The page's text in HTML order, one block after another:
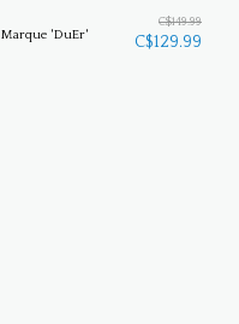
Marque 'DuEr'
C$149.99
C$129.99